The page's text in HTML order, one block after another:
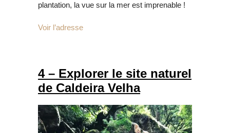
plantation, la vue sur la mer est imprenable !
Voir l’adresse
4 – Explorer le site naturel
de Caldeira Velha